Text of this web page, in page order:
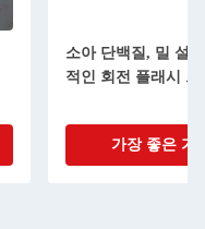
소아 단백질, 밀 설
적인 회전 플래시 드
가장 좋은 가